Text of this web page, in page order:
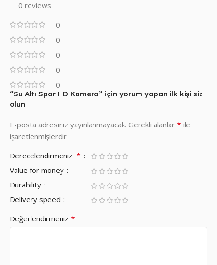
0 reviews
0
0
0
0
0
“Su Altı Spor HD Kamera” için yorum yapan ilk kişi siz
olun
E-posta adresiniz yayınlanmayacak. Gerekli alanlar * ile
işaretlenmişlerdir
Derecelendirmeniz *
Value for money
Durability
Delivery speed
Değerlendirmeniz *